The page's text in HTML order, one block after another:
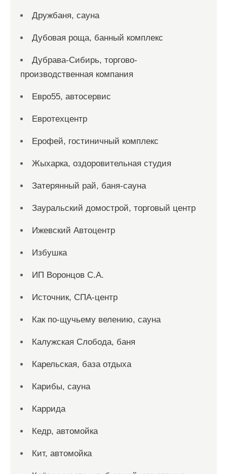
Дружбаня, сауна
Дубовая роща, банный комплекс
Дубрава-Сибирь, торгово-
производственная компания
Евро55, автосервис
Евротехцентр
Ерофей, гостиничный комплекс
Жыхарка, оздоровительная студия
Затерянный рай, баня-сауна
Зауральский домострой, торговый центр
Ижевский Автоцентр
Избушка
ИП Воронцов С.А.
Источник, СПА-центр
Как по-щучьему велению, сауна
Калужская Слобода, баня
Карельская, база отдыха
Карибы, сауна
Каррида
Кедр, автомойка
Кит, автомойка